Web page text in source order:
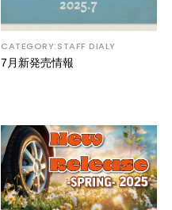
CATEGORY:STAFF DIALY
7月新発売情報